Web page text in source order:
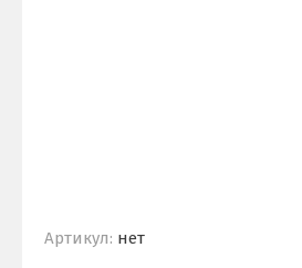
Артикул: нет